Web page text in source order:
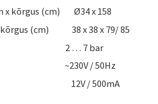
x kõrgus (cm) Ø34 x 158
kõrgus (cm) 38 x 38 x 79/ 85
7 bar
/ 50Hz
12V / 500mA